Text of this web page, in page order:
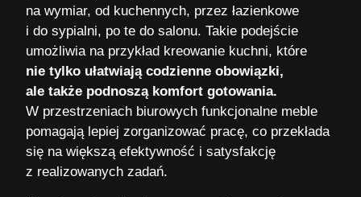
na wymiar, od kuchennych, przez łazienkowe
i do sypialni, po te do salonu. Takie podejście
umożliwia na przykład kreowanie kuchni, które
nie tylko ułatwiają codzienne obowiązki,
ale także podnoszą komfort gotowania.
W przestrzeniach biurowych funkcjonalne meble
pomagają lepiej zorganizować pracę, co przekłada
się na większą efektywność i satysfakcję
z realizowanych zadań.